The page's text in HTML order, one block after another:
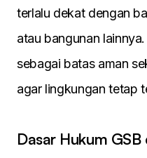
terlalu dekat dengan
atau bangunan
sebagai batas aman
agar lingkungan tetap
Dasar Hukum